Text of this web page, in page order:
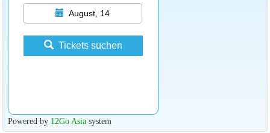
August, 14
Tickets suchen
Powered by 12Go Asiasystem